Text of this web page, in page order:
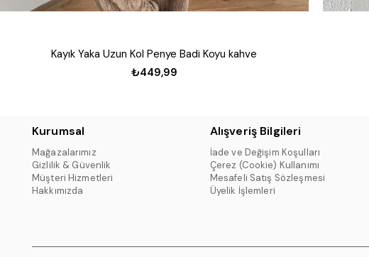
Kayık Yaka Uzun Kol Penye Badi Koyu kahve
₺449,99
Kurumsal
Mağazalarımız
Gizlilik & Güvenlik
Müşteri Hizmetleri
Hakkımızda
Alışveriş Bilgileri
İade ve Değişim Koşulları
Çerez (Cookie) Kullanımı
Mesafeli Satış Sözleşmesi
Üyelik İşlemleri